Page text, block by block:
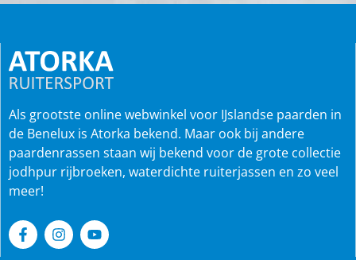
Als grootste online webwinkel voor IJslandse paarden in
de Benelux is Atorka bekend. Maar ook bij andere
paardenrassen staan wij bekend voor de grote collectie
jodhpur rijbroeken, waterdichte ruiterjassen en zo veel
meer!